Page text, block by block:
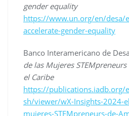
gender equality
https://www.un.org/en/desa/
accelerate-gender-equality
Banco Interamericano de
de las Mujeres
el Caribe
https://publications.iadb.org/
sh/viewer/wX-Insights-2024-
mujeres-STEMpreneurs-de-